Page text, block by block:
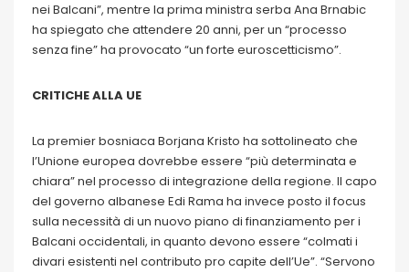
nei Balcani”, mentre la prima ministra serba Ana Brnabic
ha spiegato che attendere 20 anni, per un “processo
senza fine” ha provocato “un forte euroscetticismo”.
CRITICHE ALLA UE
La premier bosniaca Borjana Kristo ha sottolineato che
l’Unione europea dovrebbe essere “più determinata e
chiara” nel processo di integrazione della regione. Il capo
del governo albanese Edi Rama ha invece posto il focus
sulla necessità di un nuovo piano di finanziamento per i
Balcani occidentali, in quanto devono essere “colmati i
divari esistenti nel contributo pro capite dell’Ue”. “Servono